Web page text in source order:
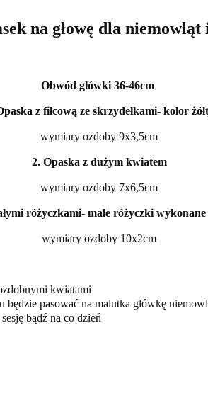
na głowę dla niemowląt
Obwód główki 36-46cm
z filcową ze skrzydełkami- kolor
wymiary ozdoby 9x3,5cm
2. Opaska z dużym kwiatem
wymiary ozdoby 7x6,5cm
różyczkami- małe różyczki
wymiary ozdoby 10x2cm
kwiatami
pasować na malutka główkę
bądź na co dzień